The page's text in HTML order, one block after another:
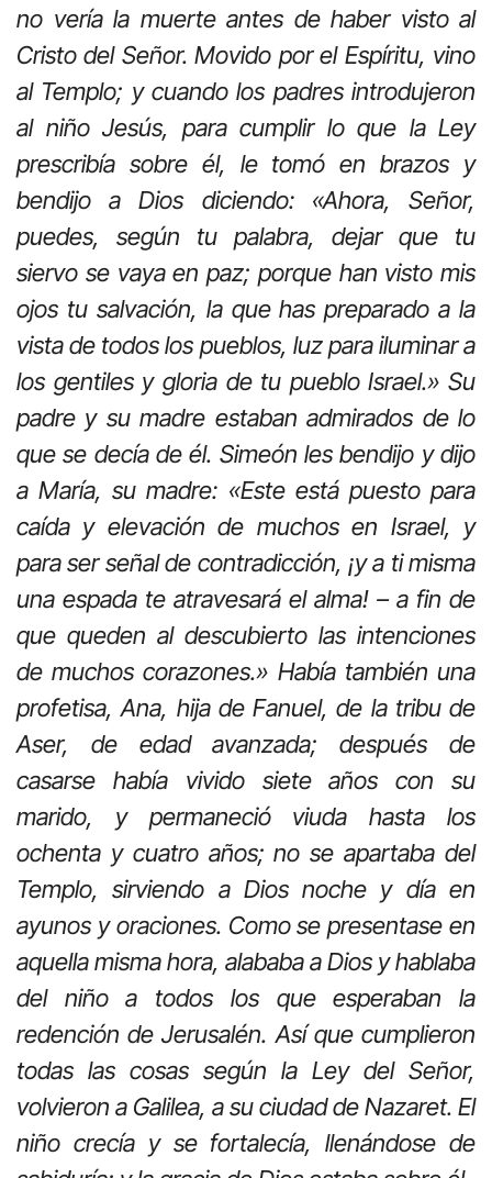
no vería la muerte antes de haber visto al
Cristo del Señor. Movido por el Espíritu, vino
al Templo; y cuando los padres introdujeron
al niño Jesús, para cumplir lo que la Ley
prescribía sobre él, le tomó en brazos y
bendijo a Dios diciendo: «Ahora, Señor,
puedes, según tu palabra, dejar que tu
siervo se vaya en paz; porque han visto mis
ojos tu salvación, la que has preparado a la
vista de todos los pueblos, luz para iluminar a
los gentiles y gloria de tu pueblo Israel.» Su
padre y su madre estaban admirados de lo
que se decía de él. Simeón les bendijo y dijo
a María, su madre: «Este está puesto para
caída y elevación de muchos en Israel, y
para ser señal de contradicción, ¡y a ti misma
una espada te atravesará el alma! – a fin de
que queden al descubierto las intenciones
de muchos corazones.» Había también una
profetisa, Ana, hija de Fanuel, de la tribu de
Aser, de edad avanzada; después de
casarse había vivido siete años con su
marido, y permaneció viuda hasta los
ochenta y cuatro años; no se apartaba del
Templo, sirviendo a Dios noche y día en
ayunos y oraciones. Como se presentase en
aquella misma hora, alababa a Dios y hablaba
del niño a todos los que esperaban la
redención de Jerusalén. Así que cumplieron
todas las cosas según la Ley del Señor,
volvieron a Galilea, a su ciudad de Nazaret. El
niño crecía y se fortalecía, llenándose de